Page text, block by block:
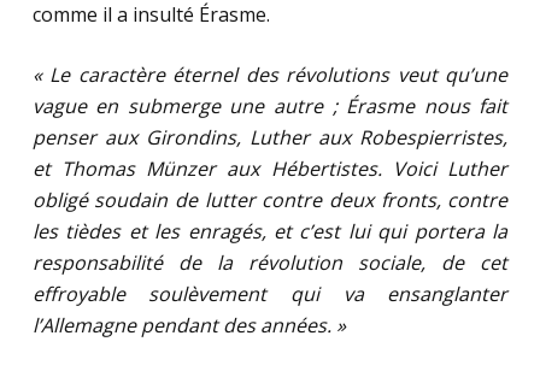
comme il a insulté Érasme.
« Le caractère éternel des révolutions veut qu’une
vague en submerge une autre ; Érasme nous fait
penser aux Girondins, Luther aux Robespierristes,
et Thomas Münzer aux Hébertistes. Voici Luther
obligé soudain de lutter contre deux fronts, contre
les tièdes et les enragés, et c’est lui qui portera la
responsabilité de la révolution sociale, de cet
effroyable soulèvement qui va ensanglanter
l’Allemagne pendant des années. »